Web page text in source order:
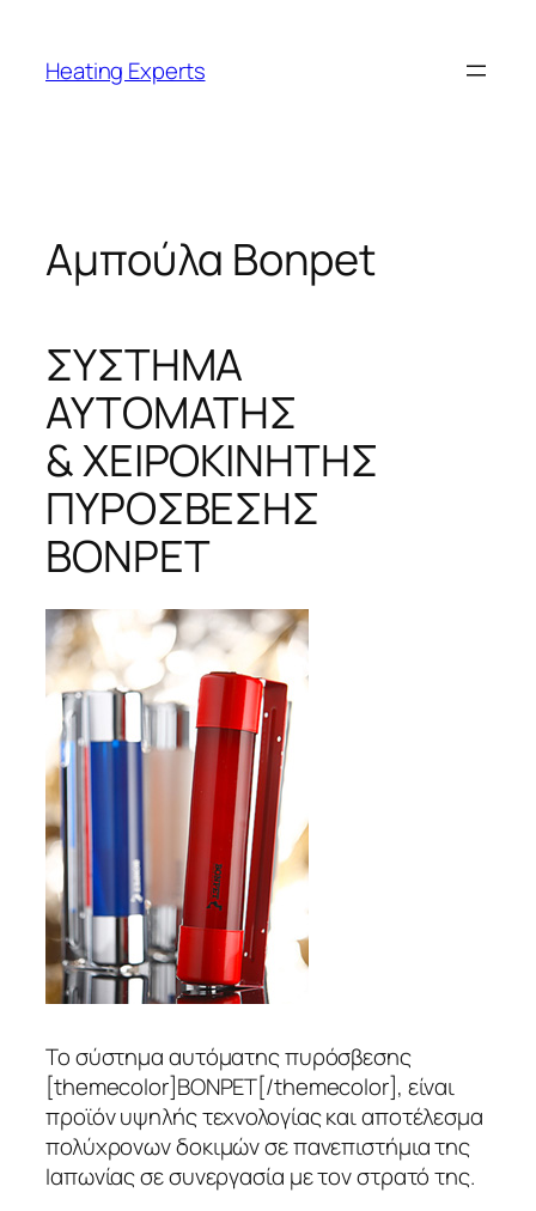
περιεχόμενο
Heating Experts
Αμπούλα Bonpet
ΣΥΣΤΗΜΑ
ΑΥΤΟΜΑΤΗΣ
& ΧΕΙΡΟΚΙΝΗΤΗΣ
ΠΥΡΟΣΒΕΣΗΣ
BONPET
Το σύστημα αυτόματης πυρόσβεσης
[themecolor]ΒΟΝΡΕΤ[/themecolor], είναι
προϊόν υψηλής τεχνολογίας και αποτέλεσμα
πολύχρονων δοκιμών σε πανεπιστήμια της
Ιαπωνίας σε συνεργασία με τον στρατό της.